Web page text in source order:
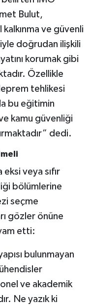
Bulut,
ve güvenli
doğrudan ilişkili
korumak gibi
Özellikle
tehlikesi
bu eğitimin
kamu güvenliği
dedi.
eksi veya sıfır
bölümlerine
seçme
gözler önüne
etti:
bulunmayan
ve akademik
Ne yazık ki